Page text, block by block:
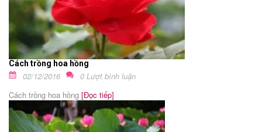
Cách trồng hoa hồng
02/12/2016
0 Lượt bình luận
Cách trồng hoa hồng [Đọc tiếp]